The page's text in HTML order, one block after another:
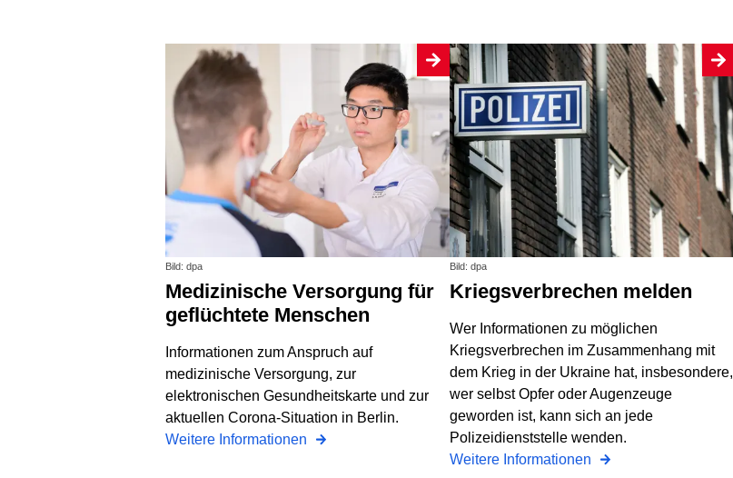
Bild: dpa
Medizinische Versorgung für
geflüchtete Menschen
Informationen zum Anspruch auf
medizinische Versorgung, zur
elektronischen Gesundheitskarte und zur
aktuellen Corona-Situation in Berlin.
Weitere Informationen
Bild: dpa
Kriegsverbrechen melden
Wer Informationen zu möglichen
Kriegsverbrechen im Zusammenhang mit
dem Krieg in der Ukraine hat, insbesondere,
wer selbst Opfer oder Augenzeuge
geworden ist, kann sich an jede
Polizeidienststelle wenden.
Weitere Informationen